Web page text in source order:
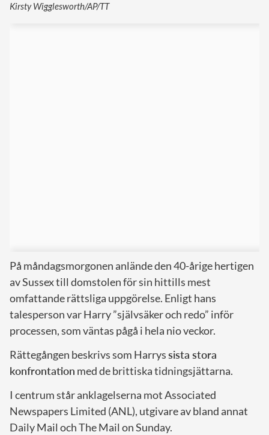
Kirsty Wigglesworth/AP/TT
På måndagsmorgonen anlände den 40-årige hertigen
av Sussex till domstolen för sin hittills mest
omfattande rättsliga uppgörelse. Enligt hans
talesperson var Harry ”självsäker och redo” inför
processen, som väntas pågå i hela nio veckor.
Rättegången beskrivs som Harryssista stora
konfrontation med de brittiska tidningsjättarna.
I centrum står anklagelserna mot Associated
Newspapers Limited (ANL), utgivare av bland annat
Daily Mail och The Mail on Sunday.